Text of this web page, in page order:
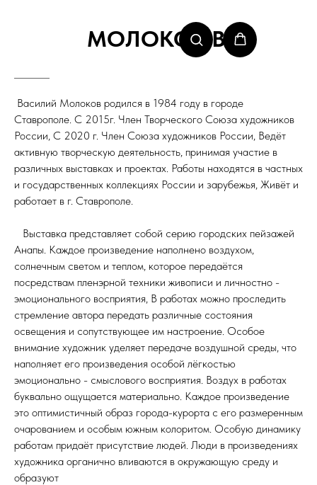
МОЛОКОВ В.
Василий Молоков родился в 1984 году в городе
Ставрополе. С 2015г. Член Творческого Союза художников
России, С 2020 г. Член Союза художников России, Ведёт
активную творческую деятельность, принимая участие в
различных выставках и проектах. Работы находятся в частных
и государственных коллекциях России и зарубежья, Живёт и
работает в г. Ставрополе.
Выставка представляет собой серию городских пейзажей
Анапы. Каждое произведение наполнено воздухом,
солнечным светом и теплом, которое передаётся
посредствам пленэрной техники живописи и личностно -
эмоционального восприятия, В работах можно проследить
стремление автора передать различные состояния
освещения и сопутствующее им настроение. Особое
внимание художник уделяет передаче воздушной среды, что
наполняет его произведения особой лёгкостью
эмоционально - смыслового восприятия. Воздух в работах
буквально ощущается материально. Каждое произведение
это оптимистичный образ города-курорта с его размеренным
очарованием и особым южным колоритом. Особую динамику
работам придаёт присутствие людей. Люди в произведениях
художника органично вливаются в окружающую среду и
образуют